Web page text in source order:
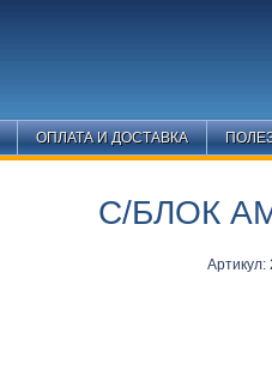
ОПЛАТА И ДОСТАВКА
С/БЛОК